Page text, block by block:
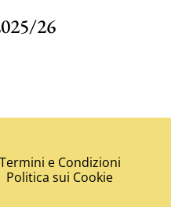
26
Termini e Condizioni
Politica sui Cookie